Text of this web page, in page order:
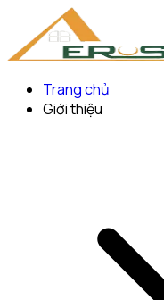
Trang chủ
Giới thiệu